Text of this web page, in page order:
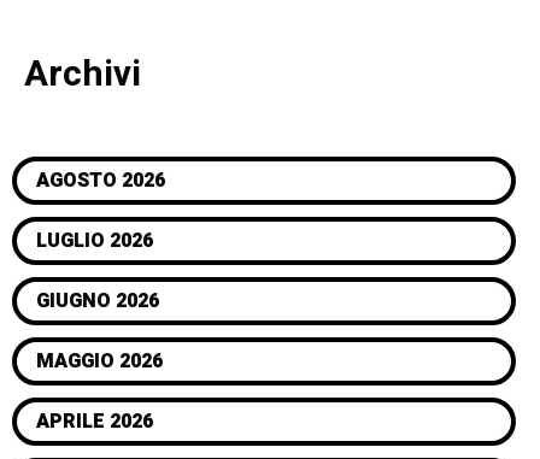
Archivi
AGOSTO 2026
LUGLIO 2026
GIUGNO 2026
MAGGIO 2026
APRILE 2026